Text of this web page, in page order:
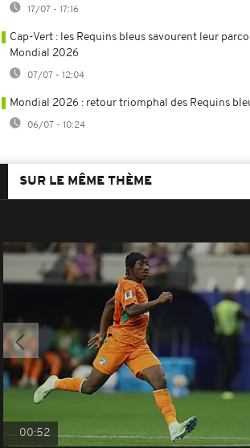
17/07 - 17:16
Cap-Vert : les Requins bleus savourent leur
Mondial 2026
07/07 - 12:04
Mondial 2026 : retour triomphal des Requins
06/07 - 10:24
SUR LE MÊME THÈME
00:52